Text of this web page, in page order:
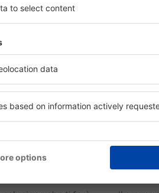
è utilizzare il
con una
che stai cercando.
il luogo, scegli la
degli ospiti e le
gli alloggi
controllare la
di pagamento e la
Gli hotel
gli